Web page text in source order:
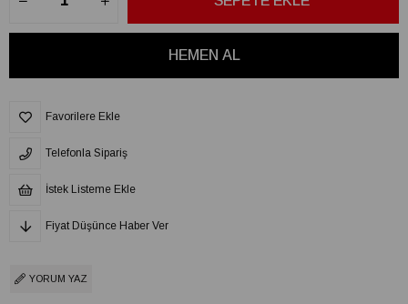
Favorilere Ekle
Telefonla Sipariş
İstek Listeme Ekle
Fiyat Düşünce Haber Ver
YORUM YAZ